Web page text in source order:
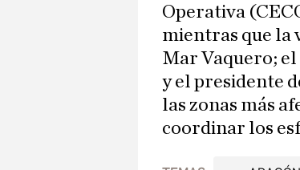
Operativa
mientras que la
Mar Vaquero;
y el presidente
las zonas más
coordinar los